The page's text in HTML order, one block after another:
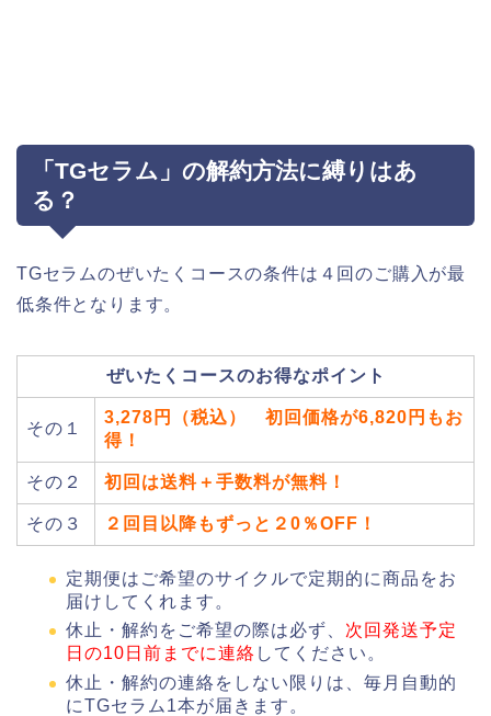
「TGセラム」の解約方法に縛りはあ
る？
TGセラムのぜいたくコースの条件は４回のご購入が最
低条件となります。
ぜいたくコースのお得なポイント
その１
3,278円（税込） 初回価格が6,820円もお
得！
その２ 初回は送料＋手数料が無料！
その３ ２回目以降もずっと２0％OFF！
定期便はご希望のサイクルで定期的に商品をお
届けしてくれます。
休止・解約をご希望の際は必ず、 次回発送予定
日の10日前までに連絡 してください。
休止・解約の連絡をしない限りは、毎月自動的
にTGセラム1本が届きます。